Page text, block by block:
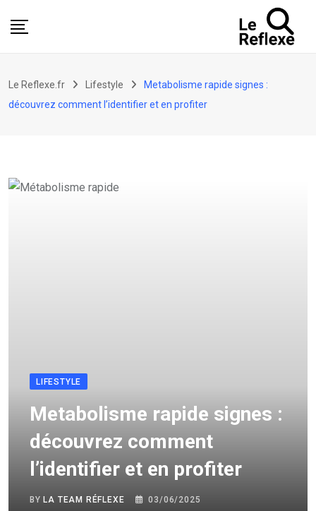
Le Reflexe.fr Lifestyle
Metabolisme rapide signes :
découvrez comment l’identifier et en profiter
LIFESTYLE
Metabolisme rapide signes :
découvrez comment
l’identifier et en profiter
BY LA TEAM RÉFLEXE
03/06/2025